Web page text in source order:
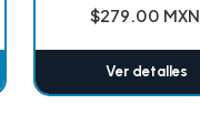
$279.00 MXN
Ver detalles